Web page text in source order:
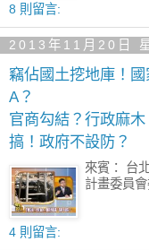
8 則留言:
2013年11月20日
竊佔國土挖地庫！
A？
官商勾結？行政麻
搞！政府不設防？
來賓： 台
計畫委員
4 則留言: